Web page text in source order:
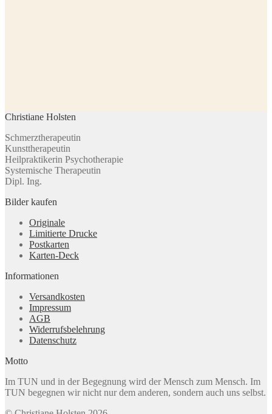
Christiane Holsten
Schmerztherapeutin
Kunsttherapeutin
Heilpraktikerin Psychotherapie
Systemische Therapeutin
Dipl. Ing.
Bilder kaufen
Originale
Limitierte Drucke
Postkarten
Karten-Deck
Informationen
Versandkosten
Impressum
AGB
Widerrufsbelehrung
Datenschutz
Motto
Im TUN und in der Begegnung wird der Mensch zum Mensch. Im
TUN begegnen wir nicht nur dem anderen, sondern auch uns selbst.